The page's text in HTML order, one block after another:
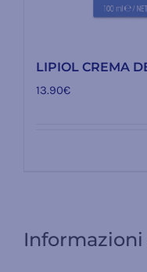
LIPIOL CREMA
13.90€